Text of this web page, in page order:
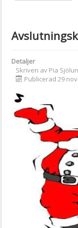
Detaljer
Skriven av Pia
Publicerad 29